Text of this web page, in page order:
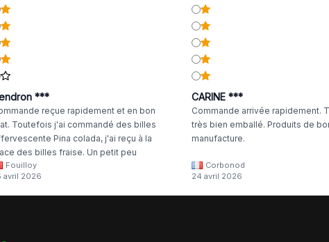
***
reçue rapidement et en bon
Toutefois j'ai commandé des billes
Pina colada, j'ai reçu à la
des billes fraise. Un petit peu
Fouilloy
avril 2026
CARINE ***
Commande arrivée rapidement.
très bien emballé. Produits de
manufacture.
Corbonod
24 avril 2026